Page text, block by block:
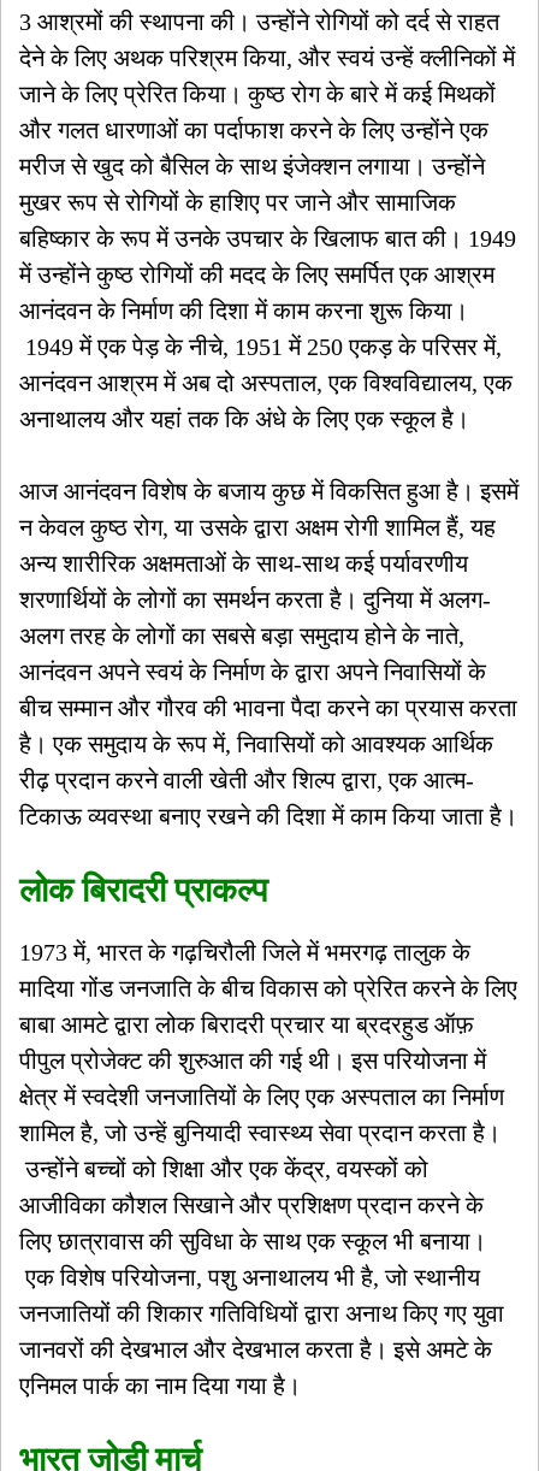
3 आश्रमों की स्थापना की। उन्होंने रोगियों को दर्द से राहत
देने के लिए अथक परिश्रम किया, और स्वयं उन्हें क्लीनिकों में
जाने के लिए प्रेरित किया। कुष्ठ रोग के बारे में कई मिथकों
और गलत धारणाओं का पर्दाफाश करने के लिए उन्होंने एक
मरीज से खुद को बैसिल के साथ इंजेक्शन लगाया। उन्होंने
मुखर रूप से रोगियों के हाशिए पर जाने और सामाजिक
बहिष्कार के रूप में उनके उपचार के खिलाफ बात की। 1949
में उन्होंने कुष्ठ रोगियों की मदद के लिए समर्पित एक आश्रम
आनंदवन के निर्माण की दिशा में काम करना शुरू किया।
1949 में एक पेड़ के नीचे, 1951 में 250 एकड़ के परिसर में,
आनंदवन आश्रम में अब दो अस्पताल, एक विश्वविद्यालय, एक
अनाथालय और यहां तक ​​कि अंधे के लिए एक स्कूल है।
आज आनंदवन विशेष के बजाय कुछ में विकसित हुआ है। इसमें
न केवल कुष्ठ रोग, या उसके द्वारा अक्षम रोगी शामिल हैं, यह
अन्य शारीरिक अक्षमताओं के साथ-साथ कई पर्यावरणीय
शरणार्थियों के लोगों का समर्थन करता है। दुनिया में अलग-
अलग तरह के लोगों का सबसे बड़ा समुदाय होने के नाते,
आनंदवन अपने स्वयं के निर्माण के द्वारा अपने निवासियों के
बीच सम्मान और गौरव की भावना पैदा करने का प्रयास करता
है। एक समुदाय के रूप में, निवासियों को आवश्यक आर्थिक
रीढ़ प्रदान करने वाली खेती और शिल्प द्वारा, एक आत्म-
टिकाऊ व्यवस्था बनाए रखने की दिशा में काम किया जाता है।
लोक बिरादरी प्राकल्प
1973 में, भारत के गढ़चिरौली जिले में भमरगढ़ तालुक के
मादिया गोंड जनजाति के बीच विकास को प्रेरित करने के लिए
बाबा आमटे द्वारा लोक बिरादरी प्रचार या ब्रदरहुड ऑफ़
पीपुल प्रोजेक्ट की शुरुआत की गई थी। इस परियोजना में
क्षेत्र में स्वदेशी जनजातियों के लिए एक अस्पताल का निर्माण
शामिल है, जो उन्हें बुनियादी स्वास्थ्य सेवा प्रदान करता है।
उन्होंने बच्चों को शिक्षा और एक केंद्र, वयस्कों को
आजीविका कौशल सिखाने और प्रशिक्षण प्रदान करने के
लिए छात्रावास की सुविधा के साथ एक स्कूल भी बनाया।
एक विशेष परियोजना, पशु अनाथालय भी है, जो स्थानीय
जनजातियों की शिकार गतिविधियों द्वारा अनाथ किए गए युवा
जानवरों की देखभाल और देखभाल करता है। इसे अमटे के
एनिमल पार्क का नाम दिया गया है।
भारत जोड़ी मार्च